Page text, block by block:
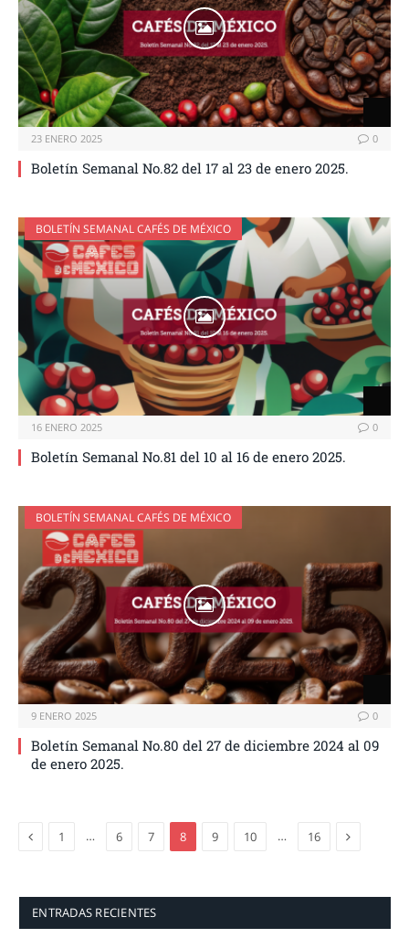
23 ENERO 2025 0
Boletín Semanal No.82 del 17 al 23 de enero 2025.
BOLETÍN SEMANAL CAFÉS DE MÉXICO
16 ENERO 2025 0
Boletín Semanal No.81 del 10 al 16 de enero 2025.
BOLETÍN SEMANAL CAFÉS DE MÉXICO
9 ENERO 2025 0
Boletín Semanal No.80 del 27 de diciembre 2024 al 09
de enero 2025.
Previous
1 … 6 7 8 9 10 … 16 Next
ENTRADAS RECIENTES